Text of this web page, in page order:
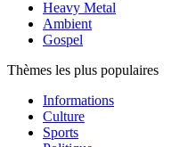
Heavy Metal
Ambient
Gospel
Thèmes les plus populaires
Informations
Culture
Sports